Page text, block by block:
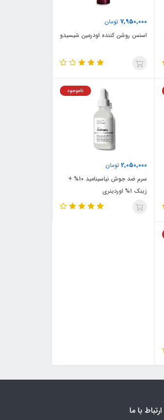
7,950,000 تومان
اسنس روشن کننده اودرمین شیسیدو
2,050,000 تومان
ناموجود
سرم ضد جوش نیاسینامید 10% +
زینک 1% اوردینری
ارتباط با ما